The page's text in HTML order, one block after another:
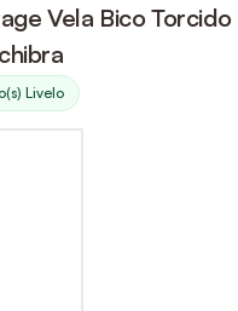
Vela Bico Torcido
Livelo